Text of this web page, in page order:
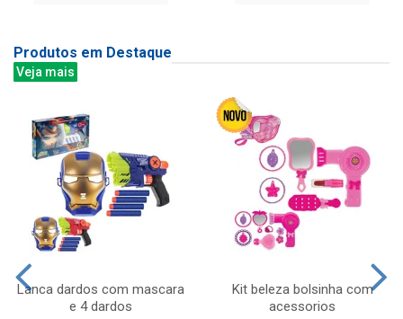
Produtos em Destaque
Veja mais
Lanca dardos com mascara
e 4 dardos
Kit beleza bolsinha com
acessorios